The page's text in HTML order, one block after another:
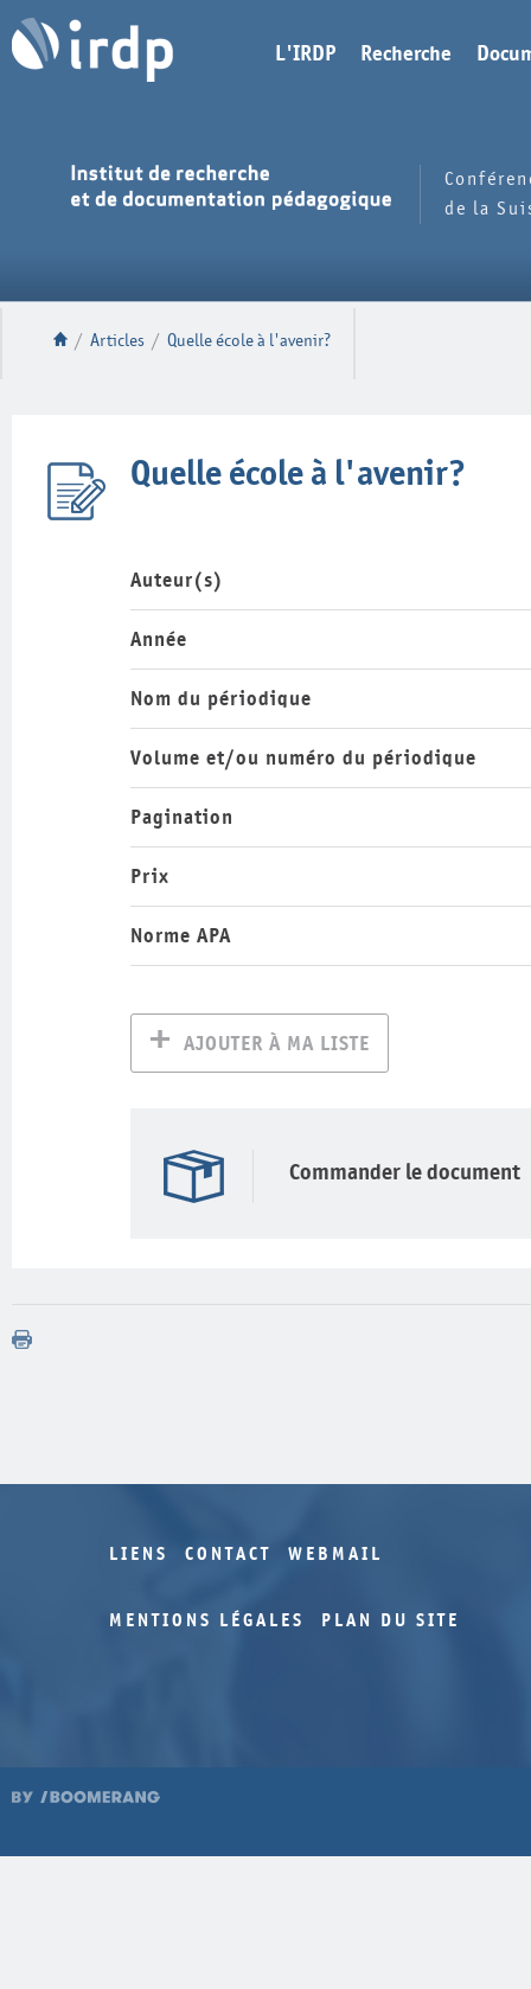
L'IRDP Recherche
de la
/ Articles / Quelle école à l'avenir?
Quelle école à l'avenir?
Auteur(s)
Année
Nom du périodique
Volume et/ou numéro du périodique
Pagination
Prix
Norme APA
AJOUTER À MA LISTE
Commander le document
LIENS CONTACT WEBMAIL
MENTIONS LÉGALES PLAN DU SITE